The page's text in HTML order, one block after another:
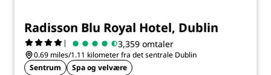
Radisson Blu Royal Hotel, Dublin
| 3,359 omtaler
0.69 miles/1.11 kilometer fra det sentrale Dublin
Sentrum
Spa og velvære